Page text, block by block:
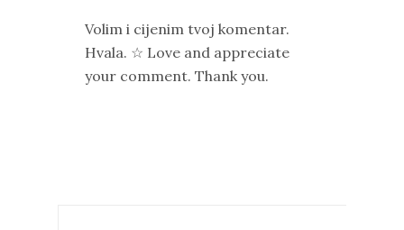
Volim i cijenim tvoj komentar.
Hvala. ☆ Love and appreciate
your comment. Thank you.